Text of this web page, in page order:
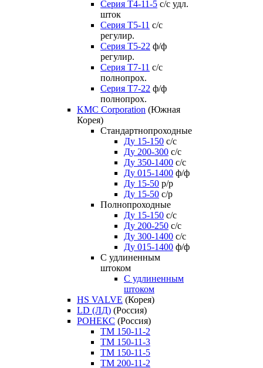
Серия Т4-11-5 с/с удл.
шток
Серия Т5-11 с/с
регулир.
Серия Т5-22 ф/ф
регулир.
Серия Т7-11 с/с
полнопрох.
Серия Т7-22 ф/ф
полнопрох.
KMC Corporation (Южная
Корея)
Стандартнопроходные
Ду 15-150 с/с
Ду 200-300 с/с
Ду 350-1400 с/с
Ду 015-1400 ф/ф
Ду 15-50 р/р
Ду 15-50 с/р
Полнопроходные
Ду 15-150 с/с
Ду 200-250 с/с
Ду 300-1400 с/с
Ду 015-1400 ф/ф
С удлиненным
штоком
C удлиненным
штоком
HS VALVE (Корея)
LD (ЛД) (Россия)
РОНЕКС (Россия)
ТM 150-11-2
ТM 150-11-3
ТM 150-11-5
ТM 200-11-2